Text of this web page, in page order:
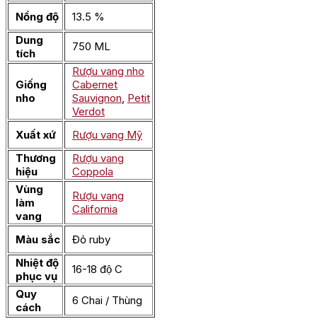
Nồng độ
13.5 %
Dung
tích
750 ML
Giống
nho
Rượu vang nho
Cabernet
Sauvignon Petit
Verdot
Xuất xứ
Rượu vang Mỹ
Thương
hiệu
Rượu vang
Coppola
Vùng
làm
vang
Rượu vang
California
Màu sắc
Đỏ ruby
Nhiệt độ
phục vụ
16-18 độ C
Quy
cách
6 Chai / Thùng